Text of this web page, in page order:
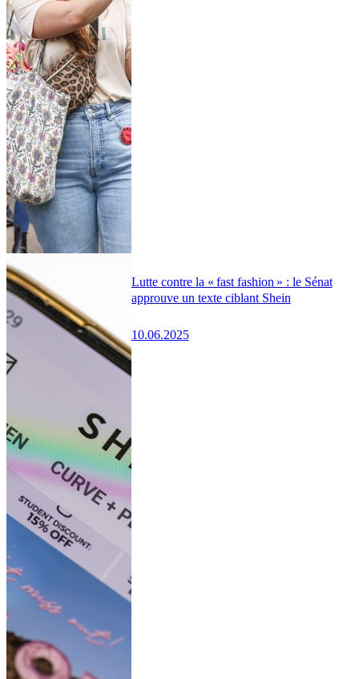
Lutte contre la « fast fashion » : le Sénat
approuve un texte ciblant Shein
10.06.2025